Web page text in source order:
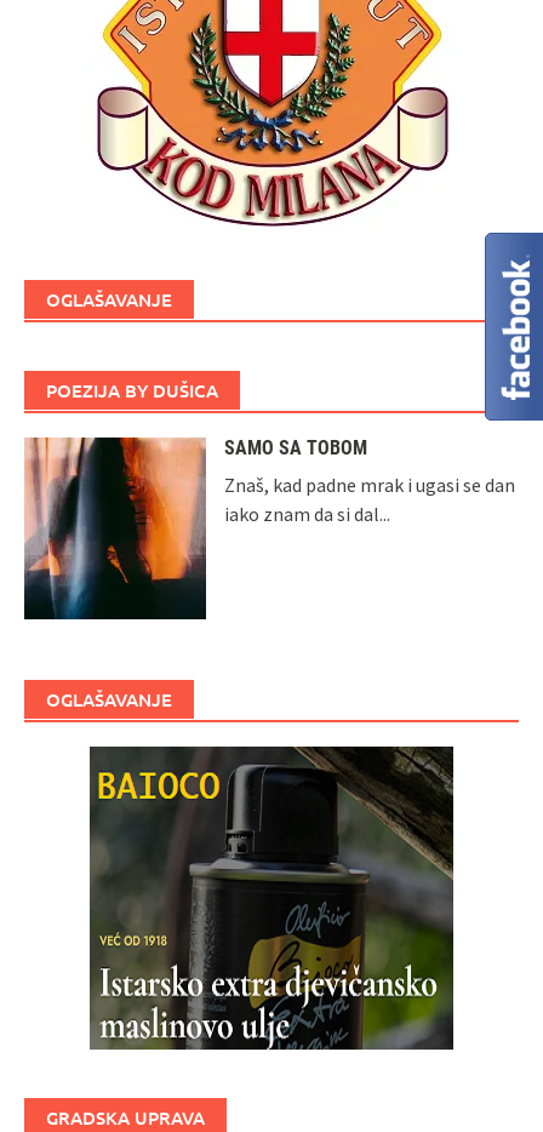
OGLAŠAVANJE
POEZIJA BY DUŠICA
SAMO SA TOBOM
Znaš, kad padne mrak i ugasi se dan
iako znam da si dal...
OGLAŠAVANJE
GRADSKA UPRAVA